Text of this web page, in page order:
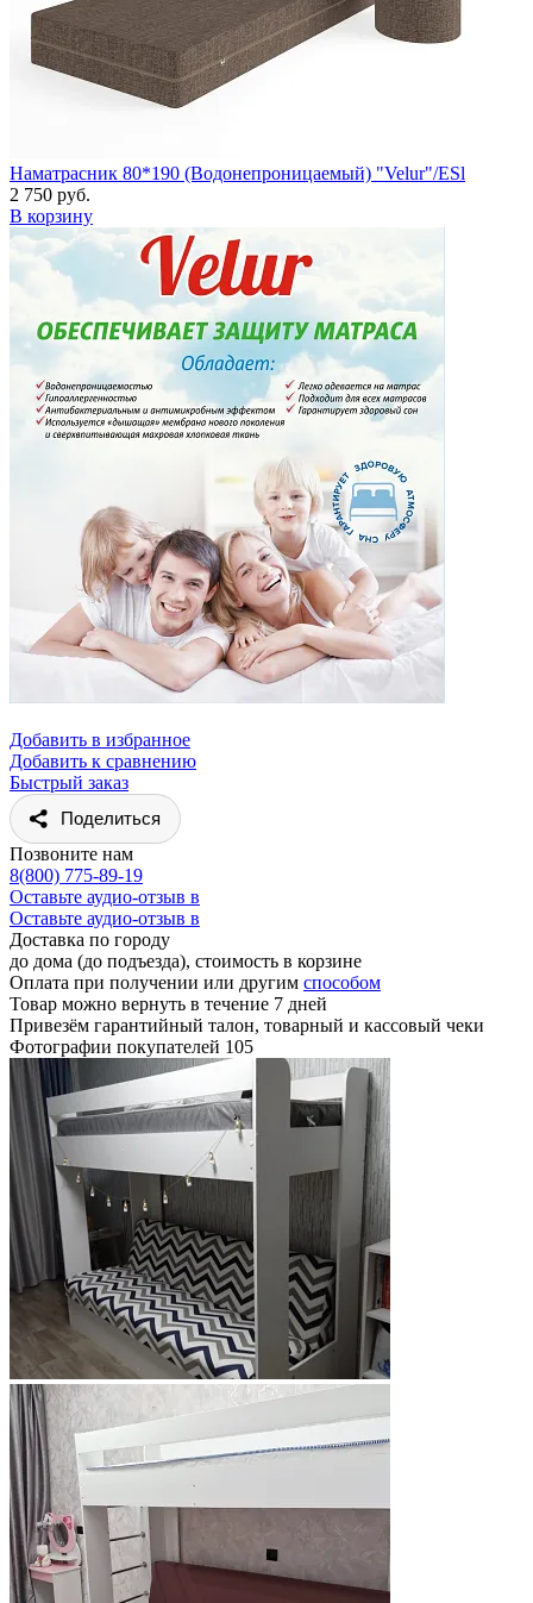
Наматрасник 80*190 (Водонепроницаемый) "Velur"/ESl
2 750 руб.
В корзину
Добавить в избранное
Добавить к сравнению
Быстрый заказ
Поделиться
Позвоните нам
8(800) 775-89-19
Оставьте аудио-отзыв в
Оставьте аудио-отзыв в
Доставка по городу
до дома (до подъезда), стоимость в корзине
Оплата при получении или другим способом
Товар можно вернуть в течение 7 дней
Привезём гарантийный талон, товарный и кассовый чеки
Фотографии покупателей 105